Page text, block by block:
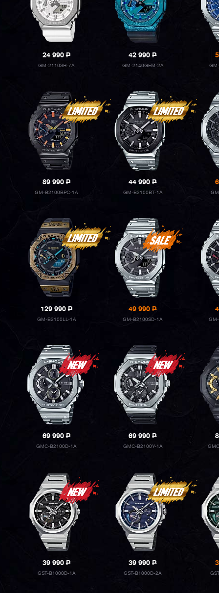
24 990P
GM-2110SH-7A
42 990P
GM-2140GEM-2A
89 990P
GM-B2100BPC-1A
44 990P
GM-B2100BT-1A
129 990P
GM-B2100LL-1A
49 990P
GM-B2100SD-1A
69 990P
GMC-B2100D-1A
69 990P
GMC-B2100Y-1A
39 990P
GST-B1000D-1A
39 990P
GST-B1000D-2A